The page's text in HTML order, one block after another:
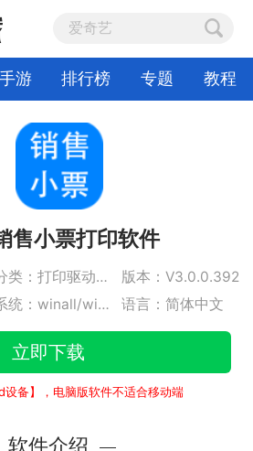
手游 排行榜 专题 教程
售小票打印软件
分类：打印驱动及工具
版本：V3.0.0.392
系统：winall/win7/win10/win11 语言：简体中文
立即下载
备】，电脑版软件不适合移动端
软件介绍